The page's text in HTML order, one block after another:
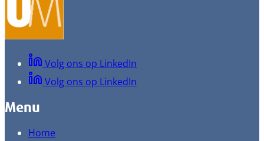
Volg ons op LinkedIn
Volg ons op LinkedIn
Menu
Home